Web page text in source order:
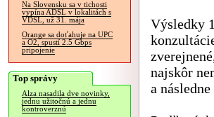
Na Slovensku sa v tichosti
vypína ADSL v lokalitách s
VDSL, už 31. mája
Orange sa doťahuje na UPC
a O2, spustí 2.5 Gbps
pripojenie
Top správy
Alza nasadila dve novinky,
jednu užitočnú a jednu
kontroverznú
Výsledky
najskôr
a